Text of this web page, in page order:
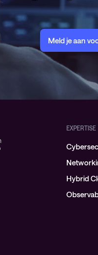
Meld je aan
EXPERTISE
Hybrid